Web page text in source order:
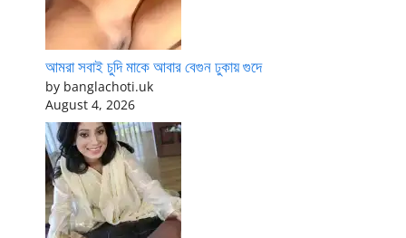
আমরা সবাই চুদি মাকে আবার বেগুন ঢুকায় গুদে
by banglachoti.uk
August 4, 2026